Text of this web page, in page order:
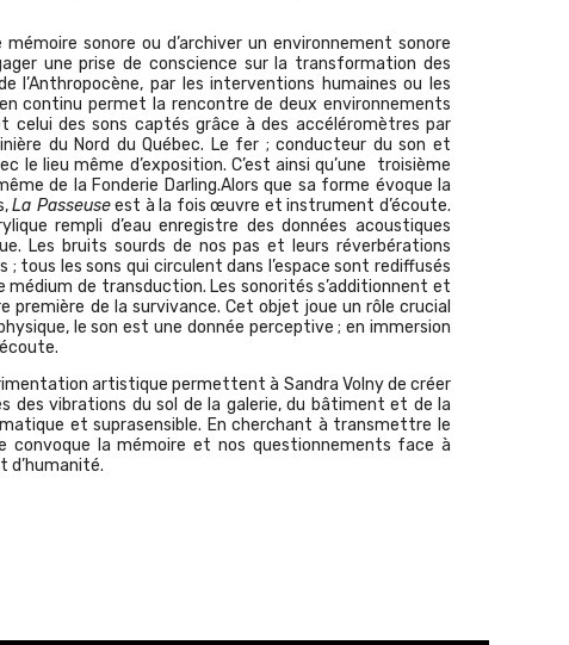
sonore ou d’archiver un environnement sonore
une prise de conscience sur la transformation des
l’Anthropocène, par les interventions humaines ou les
continu permet la rencontre de deux environnements
celui des sons captés grâce à des accéléromètres par
du Nord du Québec. Le fer ; conducteur du son et
lieu même d’exposition. C’est ainsi qu’une troisième
de la Fonderie Darling.Alors que sa forme évoque la
La Passeuseest à la fois œuvre et instrument d’écoute.
rempli d’eau enregistre des données acoustiques
Les bruits sourds de nos pas et leurs réverbérations
tous les sons qui circulent dans l’espace sont rediffusés
médium de transduction. Les sonorités s’additionnent et
de la survivance. Cet objet joue un rôle crucial
le son est une donnée perceptive ; en immersion
artistique permettent à Sandra Volny de créer
des vibrations du sol de la galerie, du bâtiment et de la
et suprasensible. En cherchant à transmettre le
convoque la mémoire et nos questionnements face à
d’humanité.